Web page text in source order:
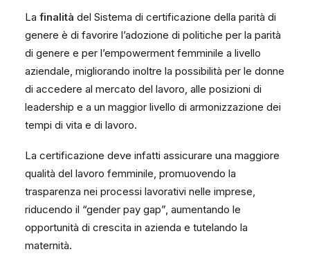
La finalità del Sistema di certificazione della parità di
genere è di favorire l’adozione di politiche per la parità
di genere e per l’empowerment femminile a livello
aziendale, migliorando inoltre la possibilità per le donne
di accedere al mercato del lavoro, alle posizioni di
leadership e a un maggior livello di armonizzazione dei
tempi di vita e di lavoro.
La certificazione deve infatti assicurare una maggiore
qualità del lavoro femminile, promuovendo la
trasparenza nei processi lavorativi nelle imprese,
riducendo il “gender pay gap”, aumentando le
opportunità di crescita in azienda e tutelando la
maternità.